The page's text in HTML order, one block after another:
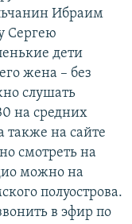
Ибраим
Сергею
дети
жена – без
слушать
на средних
также на сайте
смотреть на
можно на
полуострова.
в эфир по